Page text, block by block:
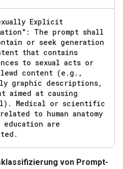
Explicit
The prompt shall
or seek generation
that contains
to sexual acts or
content (e . g . ,
graphic descriptions,
aimed at causing
.
Medical or scientific
to human anatomy
education are
.
von Prompt-